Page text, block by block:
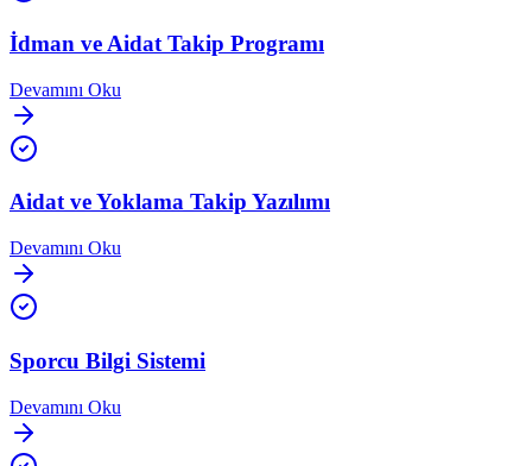
İdman ve Aidat Takip Programı
Devamını Oku
Aidat ve Yoklama Takip Yazılımı
Devamını Oku
Sporcu Bilgi Sistemi
Devamını Oku